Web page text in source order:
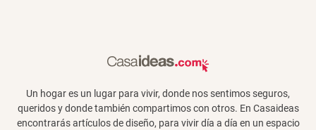
Un hogar es un lugar para vivir, donde nos sentimos seguros,
queridos y donde también compartimos con otros. En Casaideas
encontrarás artículos de diseño, para vivir día a día en un espacio